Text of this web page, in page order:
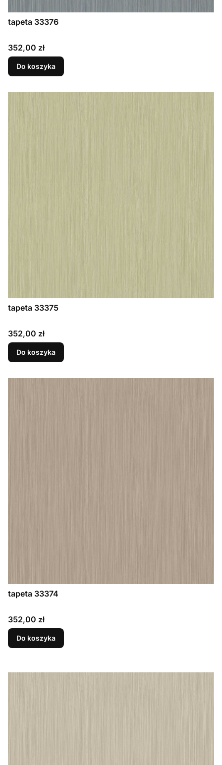
tapeta 33376
Cena
352,00 zł
Do koszyka
tapeta 33375
Cena
352,00 zł
Do koszyka
tapeta 33374
Cena
352,00 zł
Do koszyka